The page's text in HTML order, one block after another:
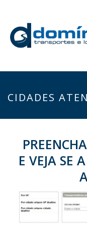
CIDADES
E VEJA SE